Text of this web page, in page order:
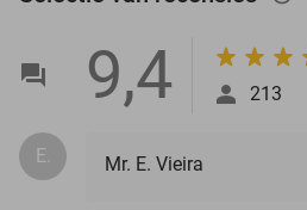
9,4 213
E. Mr. E. Vieira